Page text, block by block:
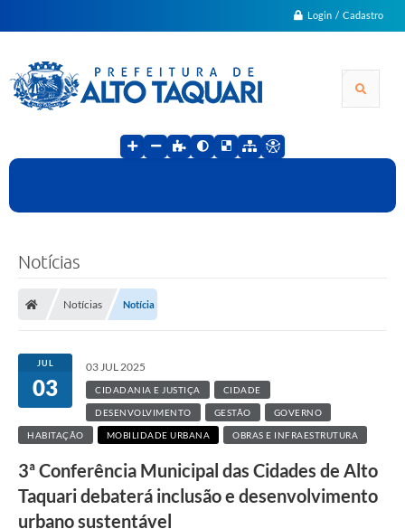
Login / Cadastro
Notícias
Notícias Notícia
JUL
03
03 JUL 2025
CIDADANIA E JUSTIÇA CIDADE
DESENVOLVIMENTO GESTÃO GOVERNO
HABITAÇÃO MOBILIDADE URBANA OBRAS E INFRAESTRUTURA
3ª Conferência Municipal das Cidades de Alto
Taquari debaterá inclusão e desenvolvimento
urbano sustentável